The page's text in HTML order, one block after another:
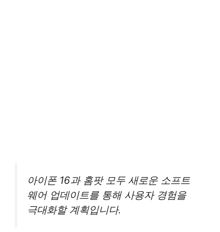
아이폰 16과 홈팟 모두 새로운 소프트
웨어 업데이트를 통해 사용자 경험을
극대화할 계획입니다.